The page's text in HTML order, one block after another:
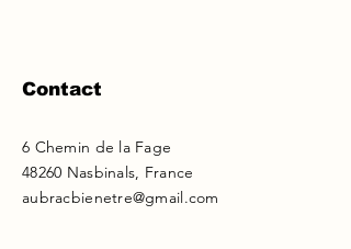
Contact
6 Chemin de la Fage
48260 Nasbinals, France
aubracbienetre@gmail.com